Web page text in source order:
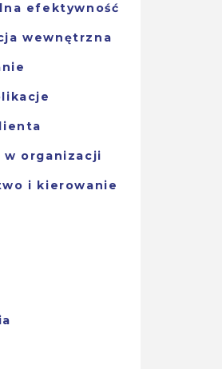
efektywność
wewnętrzna
w organizacji
i kierowanie